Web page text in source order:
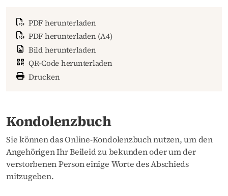
PDF herunterladen
PDF herunterladen (A4)
Bild herunterladen
QR-Code herunterladen
Drucken
Kondolenzbuch
Sie können das Online-Kondolenzbuch nutzen, um den
Angehörigen Ihr Beileid zu bekunden oder um der
verstorbenen Person einige Worte des Abschieds
mitzugeben.